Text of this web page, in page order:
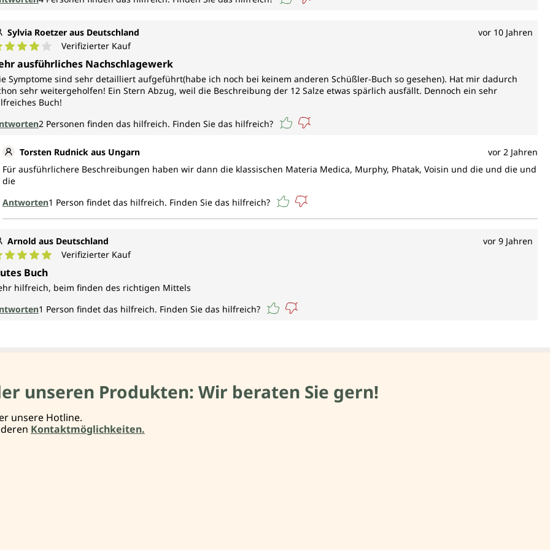
Sylvia Roetzer aus Deutschland vor 10 Jahren
Bewertung von 4 von 5 Sternen
Verifizierter Kauf
ausführliches Nachschlagewerk
Symptome sind sehr detailliert aufgeführt(habe ich noch bei keinem anderen Schüßler-Buch so gesehen). Hat mir dadurch
sehr weitergeholfen! Ein Stern Abzug, weil die Beschreibung der 12 Salze etwas spärlich ausfällt. Dennoch ein sehr
Buch!
2 Personen finden das hilfreich. Finden Sie das hilfreich?
Torsten Rudnick aus Ungarn
vor 2 Jahren
Für ausführlichere Beschreibungen haben wir dann die klassischen Materia Medica, Murphy, Phatak, Voisin und die und die und
die
Antworten1 Person findet das hilfreich. Finden Sie das hilfreich?
Arnold aus Deutschland vor 9 Jahren
Bewertung von 5 von 5 Sternen
Verifizierter Kauf
Buch
hilfreich, beim finden des richtigen Mittels
1 Person findet das hilfreich. Finden Sie das hilfreich?
unseren Produkten: Wir beraten Sie gern!
unsere Hotline.
Kontaktmöglichkeiten.